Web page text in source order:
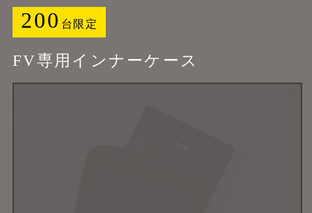
200 台限定
FV専用インナーケース